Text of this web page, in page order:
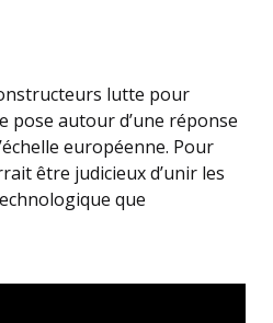
lutte pour
pose autour d’une réponse
européenne. Pour
être judicieux d’unir les
que